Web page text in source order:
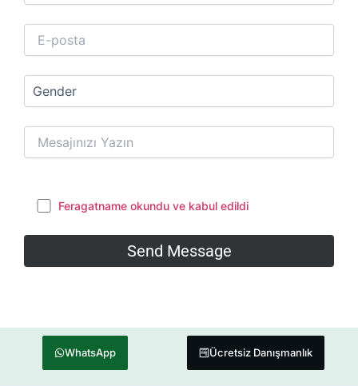
Feragatname okundu ve kabul edildi
WhatsApp Ücretsiz Danışmanlık